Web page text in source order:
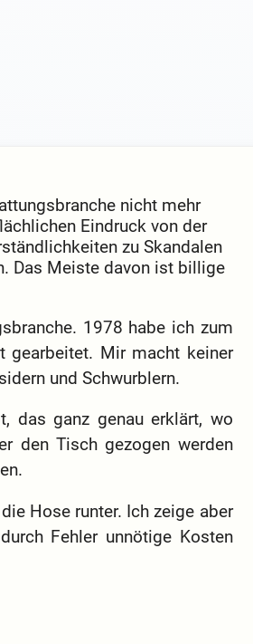
nicht mehr
Eindruck von der
zu Skandalen
Das Meiste davon ist billige
1978 habe ich zum
gearbeitet. Mir macht keiner
und Schwurblern.
das ganz genau erklärt, wo
den Tisch gezogen werden
Hose runter. Ich zeige aber
Fehler unnötige Kosten